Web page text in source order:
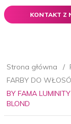
KONTAKT Z
Strona główna
FARBY DO
BY FAMA
BLOND